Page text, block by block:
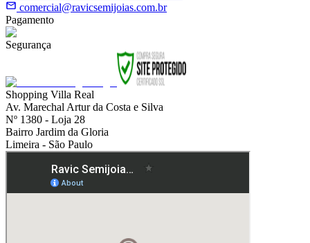
comercial@ravicsemijoias.com.br
Pagamento
Segurança
Shopping Villa Real
Av. Marechal Artur da Costa e Silva
Nº 1380 - Loja 28
Bairro Jardim da Gloria
Limeira - São Paulo